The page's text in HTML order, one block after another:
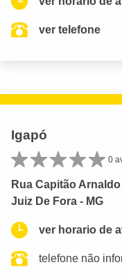
ver telefone
Igapó
0
Rua Capitão
Juiz De Fora - MG
ver horario de
telefone não